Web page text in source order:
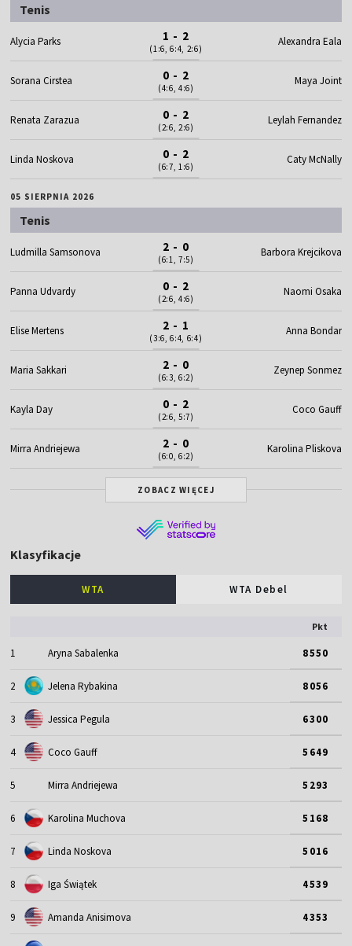
Tenis
Alycia Parks 1 - 2
(1:6, 6:4, 2:6)
Alexandra Eala
Sorana Cirstea 0 - 2
(4:6, 4:6)
Maya Joint
Renata Zarazua 0 - 2
(2:6, 2:6)
Leylah Fernandez
Linda Noskova 0 - 2
(6:7, 1:6)
Caty McNally
05 SIERPNIA 2026
Tenis
Ludmilla Samsonova 2 - 0
(6:1, 7:5)
Barbora Krejcikova
Panna Udvardy 0 - 2
(2:6, 4:6)
Naomi Osaka
Elise Mertens 2 - 1
(3:6, 6:4, 6:4)
Anna Bondar
Maria Sakkari 2 - 0
(6:3, 6:2)
Zeynep Sonmez
Kayla Day 0 - 2
(2:6, 5:7)
Coco Gauff
Mirra Andriejewa 2 - 0
(6:0, 6:2)
Karolina Pliskova
ZOBACZ WIĘCEJ
Klasyfikacje
WTA WTA Debel
Pkt
1 Aryna Sabalenka 8550
2 Jelena Rybakina 8056
3 Jessica Pegula 6300
4 Coco Gauff 5649
5 Mirra Andriejewa 5293
6 Karolina Muchova 5168
7 Linda Noskova 5016
8 Iga Świątek 4539
9 Amanda Anisimova 4353